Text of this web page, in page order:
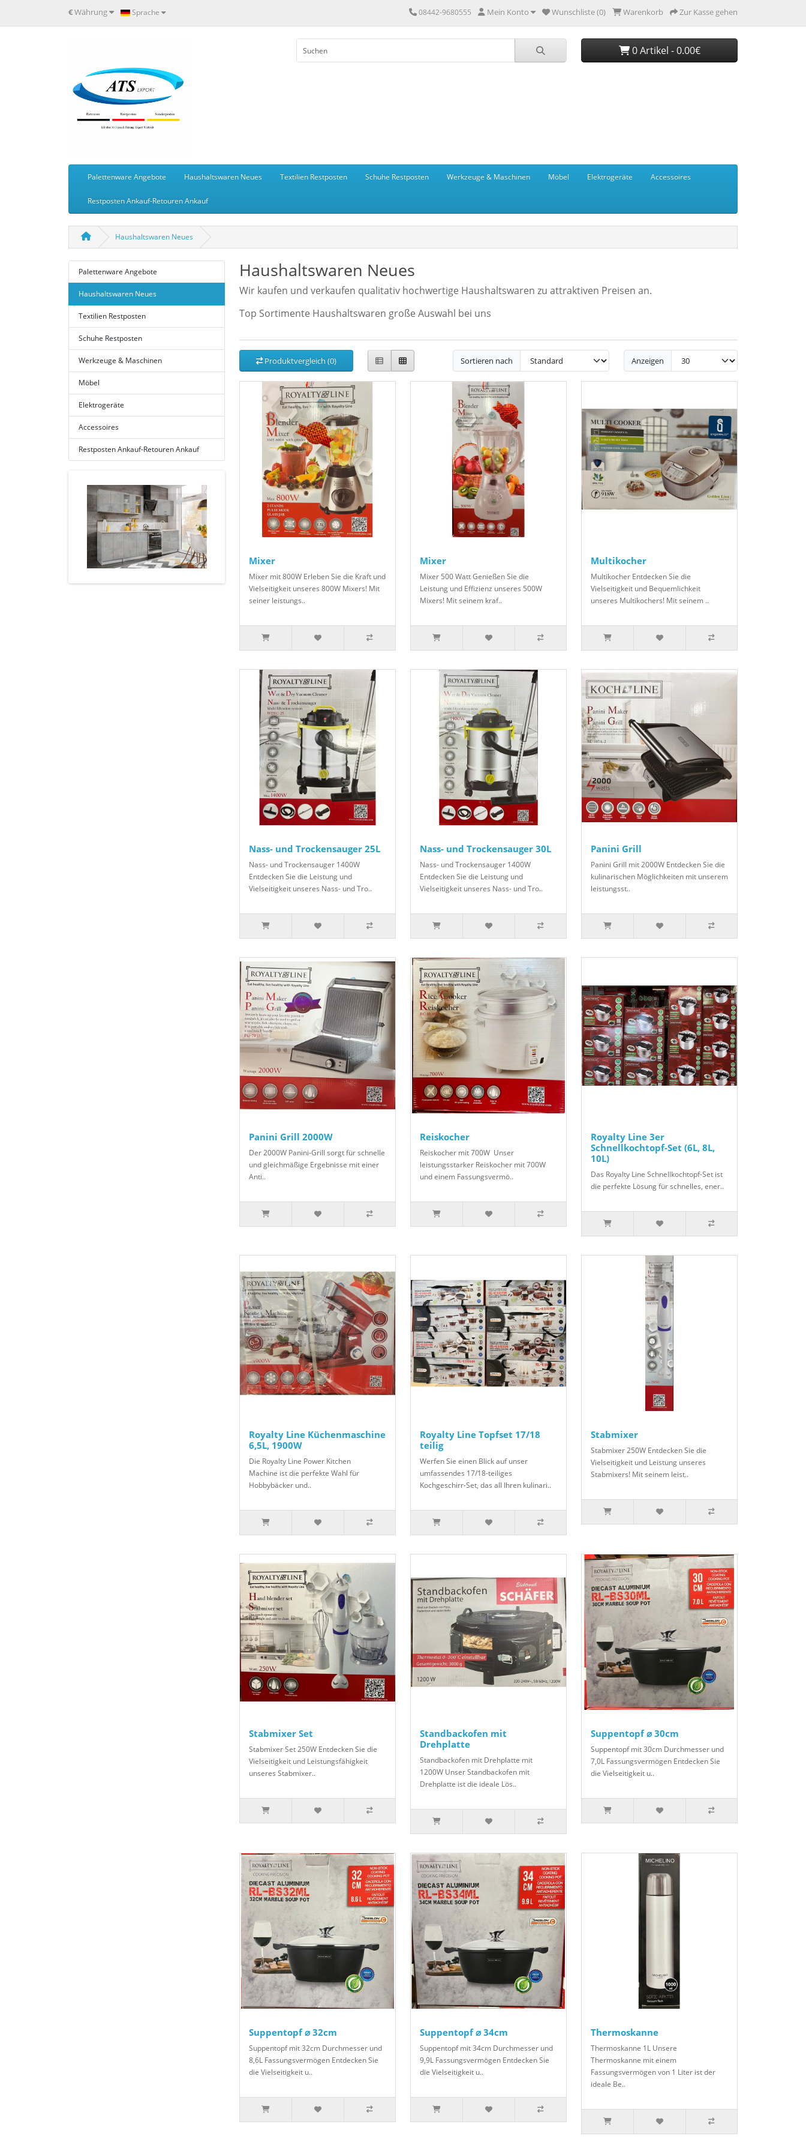
€Währung Sprache 08442-9680555 Mein Konto Wunschliste (0) Warenkorb Zur Kasse gehen
0 Artikel - 0.00€
Palettenware Angebote Haushaltswaren Neues Textilien Restposten Schuhe Restposten Werkzeuge & Maschinen Möbel Elektrogeräte Accessoires
Restposten Ankauf-Retouren Ankauf
Haushaltswaren Neues
Palettenware Angebote
Haushaltswaren Neues
Textilien Restposten
Schuhe Restposten
Werkzeuge & Maschinen
Möbel
Elektrogeräte
Accessoires
Restposten Ankauf-Retouren Ankauf
Haushaltswaren Neues
Wir kaufen und verkaufen qualitativ hochwertige Haushaltswaren zu attraktiven Preisen an.
Top Sortimente Haushaltswaren große Auswahl bei uns
Produktvergleich (0) Sortieren nach Anzeigen
Mixer
Mixer mit 800W Erleben Sie die Kraft und
Vielseitigkeit unseres 800W Mixers! Mit
seiner leistungs..
Mixer
Mixer 500 Watt Genießen Sie die
Leistung und Effizienz unseres 500W
Mixers! Mit seinem kraf..
Multikocher
Multikocher Entdecken Sie die
Vielseitigkeit und Bequemlichkeit
unseres Multikochers! Mit seinem ..
Nass- und Trockensauger 25L
Nass- und Trockensauger 1400W
Entdecken Sie die Leistung und
Vielseitigkeit unseres Nass- und Tro..
Nass- und Trockensauger 30L
Nass- und Trockensauger 1400W
Entdecken Sie die Leistung und
Vielseitigkeit unseres Nass- und Tro..
Panini Grill
Panini Grill mit 2000W Entdecken Sie die
kulinarischen Möglichkeiten mit unserem
leistungsst..
Panini Grill 2000W
Der 2000W Panini-Grill sorgt für schnelle
und gleichmäßige Ergebnisse mit einer
Anti..
Reiskocher
Reiskocher mit 700W Unser
leistungsstarker Reiskocher mit 700W
und einem Fassungsvermö..
Royalty Line 3er
Schnellkochtopf-Set (6L, 8L,
10L)
Das Royalty Line Schnellkochtopf-Set ist
die perfekte Lösung für schnelles, ener..
Royalty Line Küchenmaschine
6,5L, 1900W
Die Royalty Line Power Kitchen
Machine ist die perfekte Wahl für
Hobbybäcker und..
Royalty Line Topfset 17/18
teilig
Werfen Sie einen Blick auf unser
umfassendes 17/18-teiliges
Kochgeschirr-Set, das all Ihren kulinari..
Stabmixer
Stabmixer 250W Entdecken Sie die
Vielseitigkeit und Leistung unseres
Stabmixers! Mit seinem leist..
Stabmixer Set
Stabmixer Set 250W Entdecken Sie die
Vielseitigkeit und Leistungsfähigkeit
unseres Stabmixer..
Standbackofen mit
Drehplatte
Standbackofen mit Drehplatte mit
1200W Unser Standbackofen mit
Drehplatte ist die ideale Lös..
Suppentopf ⌀ 30cm
Suppentopf mit 30cm Durchmesser und
7,0L Fassungsvermögen Entdecken Sie
die Vielseitigkeit u..
Suppentopf ⌀ 32cm
Suppentopf mit 32cm Durchmesser und
8,6L Fassungsvermögen Entdecken Sie
die Vielseitigkeit u..
Suppentopf ⌀ 34cm
Suppentopf mit 34cm Durchmesser und
9,9L Fassungsvermögen Entdecken Sie
die Vielseitigkeit u..
Thermoskanne
Thermoskanne 1L Unsere
Thermoskanne mit einem
Fassungsvermögen von 1 Liter ist der
ideale Be..